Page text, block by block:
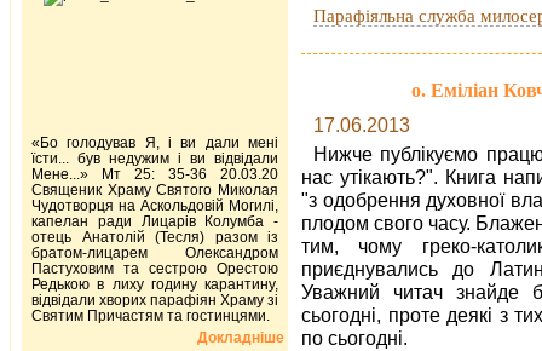
Парафіяльна служба
о. Еміліан
17.06.2013
Нижче публікуємо
нас утікають?". Книга
"з одобрення духовної
плодом свого часу.
тим, чому греко-
приєднувались до
Уважний читач знайде
сьогодні, проте деякі з
по сьогодні.
«Бо голодував Я, і ви дали мені
їсти... був недужим і ви відвідали
Мене...» Мт 25: 35-36 20.03.20
Священик Храму Святого Миколая
Чудотворця на Аскольдовій Могилі,
капелан ради Лицарів Колумба -
отець Анатолій (Тесля) разом із
братом-лицарем Олександром
Пастуховим та сестрою Орестою
Редькою в лиху годину карантину,
відвідали хворих парафіян Храму зі
Святим Причастям та гостинцями.
Докладніше